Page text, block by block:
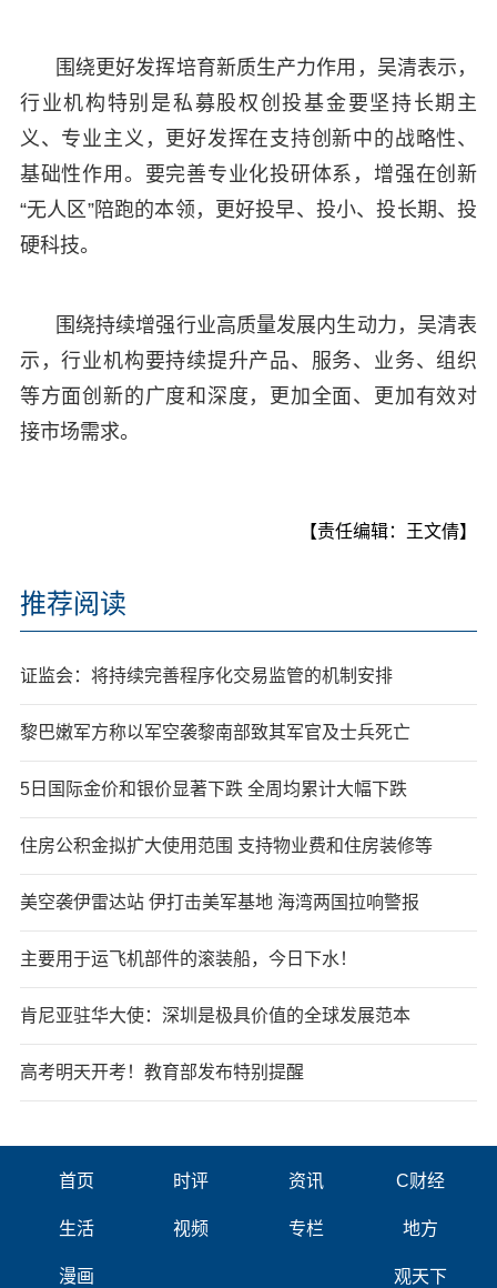
围绕更好发挥培育新质生产力作用，吴清表示，
行业机构特别是私募股权创投基金要坚持长期主
义、专业主义，更好发挥在支持创新中的战略性、
基础性作用。要完善专业化投研体系，增强在创新
“无人区”陪跑的本领，更好投早、投小、投长期、投
硬科技。
围绕持续增强行业高质量发展内生动力，吴清表
示，行业机构要持续提升产品、服务、业务、组织
等方面创新的广度和深度，更加全面、更加有效对
接市场需求。
【责任编辑：王文倩】
推荐阅读
证监会：将持续完善程序化交易监管的机制安排
黎巴嫩军方称以军空袭黎南部致其军官及士兵死亡
5日国际金价和银价显著下跌 全周均累计大幅下跌
住房公积金拟扩大使用范围 支持物业费和住房装修等
美空袭伊雷达站 伊打击美军基地 海湾两国拉响警报
主要用于运飞机部件的滚装船，今日下水！
肯尼亚驻华大使：深圳是极具价值的全球发展范本
高考明天开考！教育部发布特别提醒
首页 时评 资讯 C财经
生活 视频 专栏 地方
漫画 观天下